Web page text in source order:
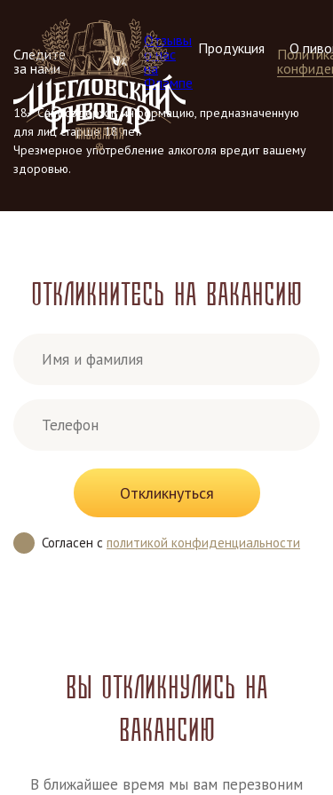
Продукция О
Следите
за нами
Отзывы
о нас
на
Флампе
Политика
18+ Сайт содержит информацию, предназначенную
для лиц старше 18 лет.
Чрезмерное употребление алкоголя вредит вашему
здоровью.
Откликнитесь на вакансию
Откликнуться
Согласен с политикой конфиденциальности
Вы откликнулись на
вакансию
В ближайшее время мы вам перезвоним